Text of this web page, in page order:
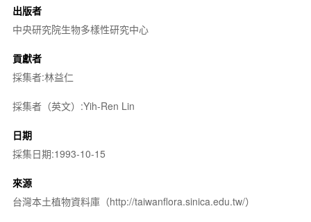
出版者
中央研究院生物多樣性研究中心
貢獻者
採集者:林益仁
採集者（英文）:Yih-Ren Lin
日期
採集日期:1993-10-15
來源
台灣本土植物資料庫（http://taiwanflora.sinica.edu.tw/）